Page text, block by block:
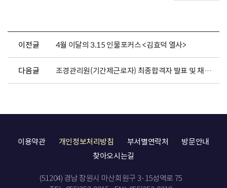
이전글 4월 이달의 3.15 인물포커스 <김효덕 열사>
다음글 조경관리원(기간제근로자) 최종합격자 발표 및 채용서류 제출 안내
이용약관 개인정보처리방침 부서별연락처
방문안내
찾아오시는길
(51204) 경남 창원시 마산회원구 3·15성역로 75